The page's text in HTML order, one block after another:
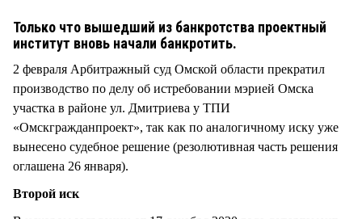
Только что вышедший из банкротства проектный
институт вновь начали банкротить.
2 февраля Арбитражный суд Омской области прекратил
производство по делу об истребовании мэрией Омска
участка в районе ул. Дмитриева у ТПИ
«Омскгражданпроект», так как по аналогичному иску уже
вынесено судебное решение (резолютивная часть решения
оглашена 26 января).
Второй иск